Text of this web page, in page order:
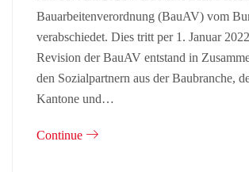
Bauarbeitenverordnung (BauAV) vom
verabschiedet. Dies tritt per 1. Januar
Revision der BauAV entstand in
den Sozialpartnern aus der Baubranche,
Kantone und…
Continue